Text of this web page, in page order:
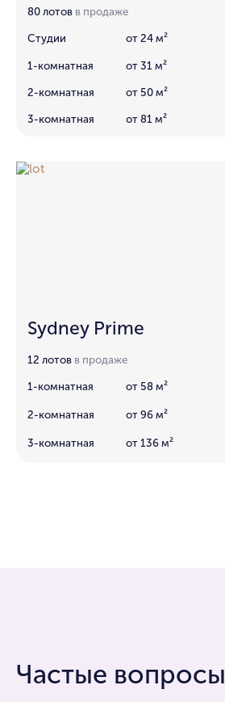
80 лотов в продаже
Студии от 24 м²
1-комнатная от 31 м²
2-комнатная от 50 м²
3-комнатная от 81 м²
Sydney Prime
12 лотов в продаже
1-комнатная от 58 м²
2-комнатная от 96 м²
3-комнатная от 136 м²
Частые вопросы